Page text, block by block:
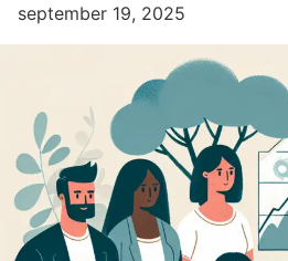
september 19, 2025